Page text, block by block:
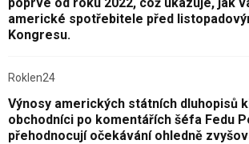
americké spotřebitele před
Kongresu.
Roklen24
Výnosy amerických státních dluhopisů
obchodníci po komentářích šéfa Fedu
přehodnocují očekávání ohledně